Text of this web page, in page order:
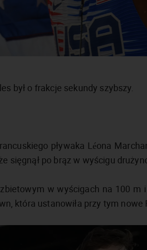
był o frakcje sekundy szybszy.
pływaka Léona
sięgnął po brąz w wyścigu
w wyścigach na 100
która ustanowiła przy tym